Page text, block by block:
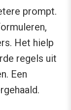
prompt.
Het hielp
regels uit
Een